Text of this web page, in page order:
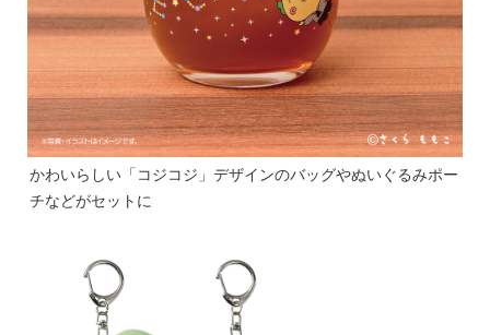
かわいらしい「コジコジ」デザインのバッグやぬいぐるみポー
チなどがセットに